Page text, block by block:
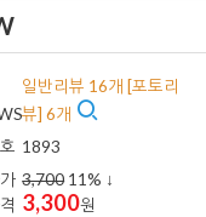
일반리뷰 16개 [포토리
뷰] 6개
1893
3,700 11% ↓
3,300원